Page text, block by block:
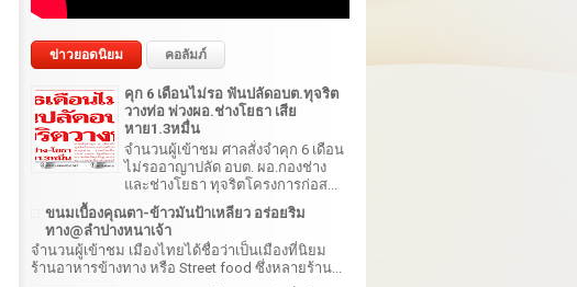
ข่าวยอดนิยม คอลัมภ์
คุก 6 เดือนไม่รอ ฟันปลัดอบต.ทุจริต
วางท่อ พ่วงผอ.ช่างโยธา เสีย
หาย1.3หมื่น
จำนวนผู้เข้าชม ศาลสั่งจำคุก 6 เดือน
ไม่รออาญาปลัด อบต. ผอ.กองช่าง
และช่างโยธา ทุจริตโครงการก่อส...
ขนมเบื้องคุณตา-ข้าวมันป้าเหลียว อร่อยริม
ทาง@ลำปางหนาเจ้า
จำนวนผู้เข้าชม เมืองไทยได้ชื่อว่าเป็นเมืองที่นิยม
ร้านอาหารข้างทาง หรือ Street food ซึ่งหลายร้าน...